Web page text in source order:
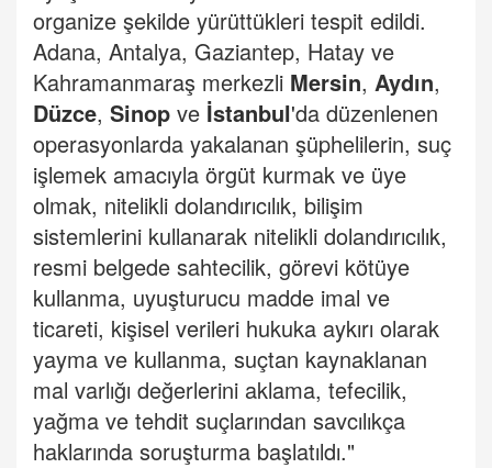
organize şekilde yürüttükleri tespit edildi.
Adana, Antalya, Gaziantep, Hatay ve
Kahramanmaraş merkezli Mersin, Aydın,
Düzce, Sinop ve İstanbul'da düzenlenen
operasyonlarda yakalanan şüphelilerin, suç
işlemek amacıyla örgüt kurmak ve üye
olmak, nitelikli dolandırıcılık, bilişim
sistemlerini kullanarak nitelikli dolandırıcılık,
resmi belgede sahtecilik, görevi kötüye
kullanma, uyuşturucu madde imal ve
ticareti, kişisel verileri hukuka aykırı olarak
yayma ve kullanma, suçtan kaynaklanan
mal varlığı değerlerini aklama, tefecilik,
yağma ve tehdit suçlarından savcılıkça
haklarında soruşturma başlatıldı."